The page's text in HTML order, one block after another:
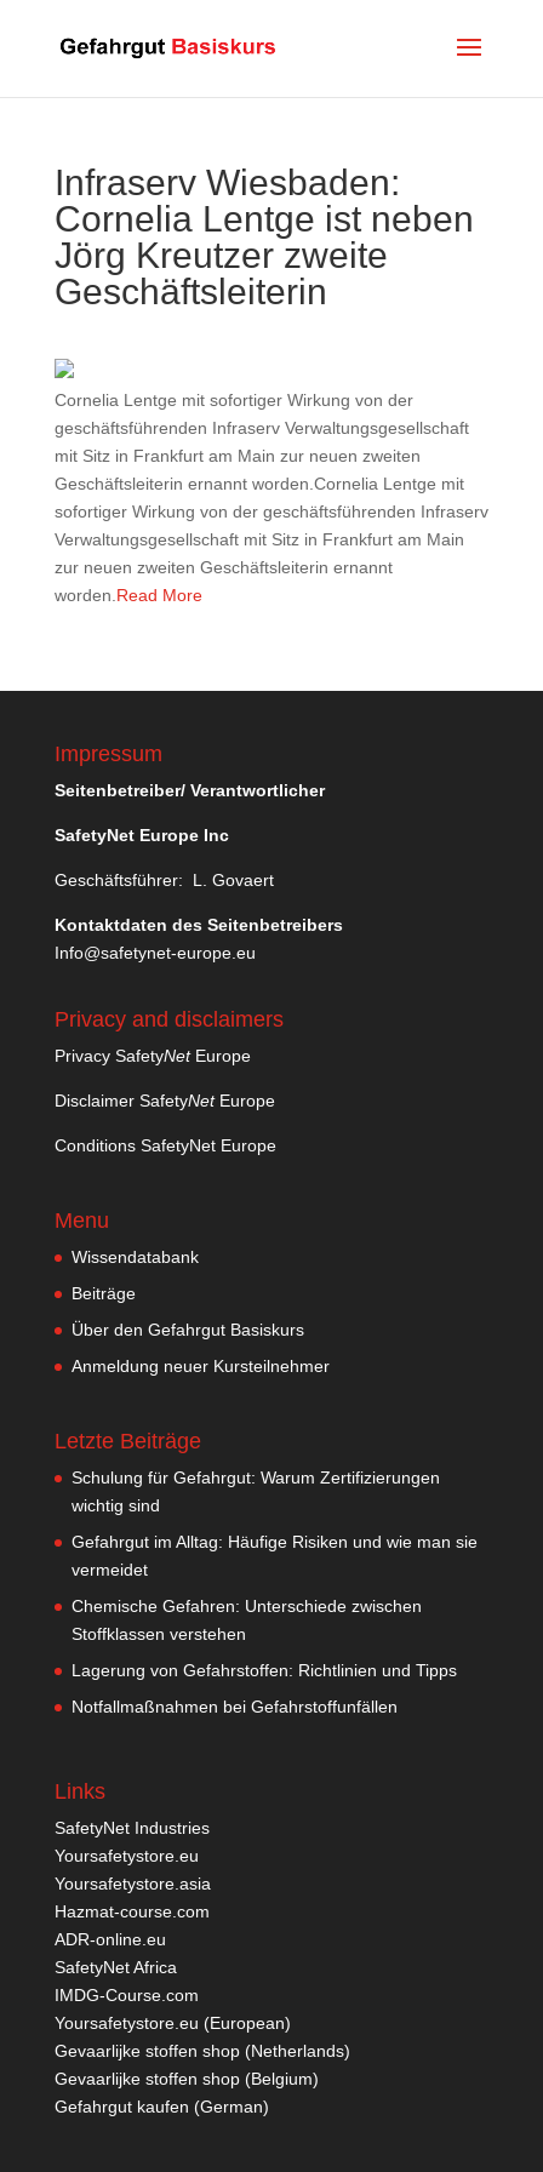
Infraserv Wiesbaden:
Cornelia Lentge ist neben
Jörg Kreutzer zweite
Geschäftsleiterin
Cornelia Lentge mit sofortiger Wirkung von der
geschäftsführenden Infraserv Verwaltungsgesellschaft
mit Sitz in Frankfurt am Main zur neuen zweiten
Geschäftsleiterin ernannt worden.Cornelia Lentge mit
sofortiger Wirkung von der geschäftsführenden Infraserv
Verwaltungsgesellschaft mit Sitz in Frankfurt am Main
zur neuen zweiten Geschäftsleiterin ernannt
worden. Read More
Impressum
Seitenbetreiber/ Verantwortlicher
SafetyNet Europe Inc
Geschäftsführer: L. Govaert
Kontaktdaten des Seitenbetreibers
Info@safetynet-europe.eu
Privacy and disclaimers
Privacy SafetyNetEurope
Disclaimer SafetyNetEurope
Conditions SafetyNet Europe
Menu
Wissendatabank
Beiträge
Über den Gefahrgut Basiskurs
Anmeldung neuer Kursteilnehmer
Letzte Beiträge
Schulung für Gefahrgut: Warum Zertifizierungen
wichtig sind
Gefahrgut im Alltag: Häufige Risiken und wie man sie
vermeidet
Chemische Gefahren: Unterschiede zwischen
Stoffklassen verstehen
Lagerung von Gefahrstoffen: Richtlinien und Tipps
Notfallmaßnahmen bei Gefahrstoffunfällen
Links
SafetyNet Industries
Yoursafetystore.eu
Yoursafetystore.asia
Hazmat-course.com
ADR-online.eu
SafetyNet Africa
IMDG-Course.com
Yoursafetystore.eu (European)
Gevaarlijke stoffen shop (Netherlands)
Gevaarlijke stoffen shop (Belgium)
Gefahrgut kaufen (German)